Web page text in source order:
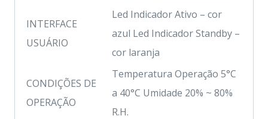
INTERFACE
USUÁRIO
Led Indicador Ativo – cor
azul Led Indicador Standby –
cor laranja
CONDIÇÕES DE
OPERAÇÃO
Temperatura Operação 5°C
a 40°C Umidade 20% ~ 80%
R.H.